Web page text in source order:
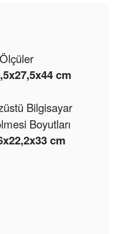
cm
Bilgisayar
Boyutları
cm